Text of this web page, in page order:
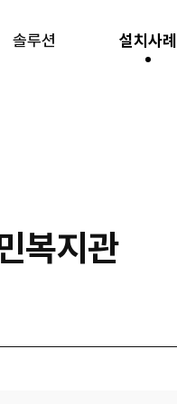
솔루션 설치사례
복지관